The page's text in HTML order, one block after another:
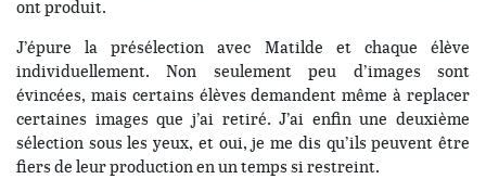
ont produit.
J’épure la présélection avec Matilde et chaque élève
individuellement. Non seulement peu d’images sont
évincées, mais certains élèves demandent même à replacer
certaines images que j’ai retiré. J’ai enfin une deuxième
sélection sous les yeux, et oui, je me dis qu’ils peuvent être
fiers de leur production en un temps si restreint.